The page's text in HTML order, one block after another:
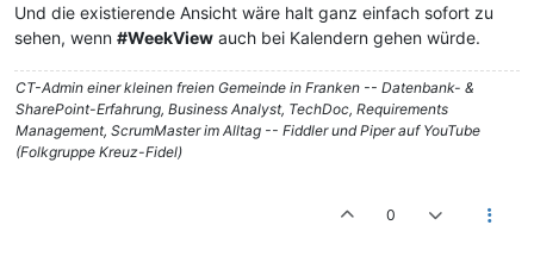
Und die existierende Ansicht wäre halt ganz einfach sofort zu
sehen, wenn #WeekView auch bei Kalendern gehen würde.
CT-Admin einer kleinen freien Gemeinde in Franken -- Datenbank- &
SharePoint-Erfahrung, Business Analyst, TechDoc, Requirements
Management, ScrumMaster im Alltag -- Fiddler und Piper auf YouTube
(Folkgruppe Kreuz-Fidel)
0